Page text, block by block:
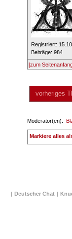
Registriert:
Beiträge: 984
[zum
vorheriges
Moderator(en):
Markiere alles
| Deutscher Chat |